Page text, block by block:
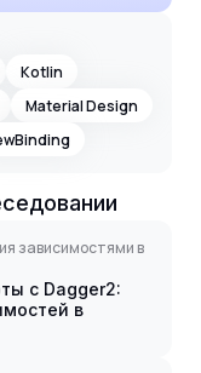
Kotlin
Material Design
зависимостями в
с Dagger2:
в